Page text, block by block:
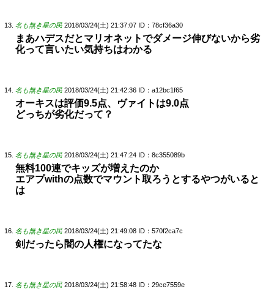
名も無き星の民 2018/03/24(土) 21:37:07 ID：78cf36a30
まあハデスだとマリオネットでダメージ伸びないから劣
化って言いたい気持ちはわかる
名も無き星の民 2018/03/24(土) 21:42:36 ID：a12bc1f65
オーキスは評価9.5点、ヴァイトは9.0点
どっちが劣化だって？
名も無き星の民 2018/03/24(土) 21:47:24 ID：8c355089b
無料100連でキッズが増えたのか
エアプwithの点数でマウント取ろうとするやつがいると
は
名も無き星の民 2018/03/24(土) 21:49:08 ID：570f2ca7c
剣だったら闇の人権になってたな
名も無き星の民 2018/03/24(土) 21:58:48 ID：29ce7559e